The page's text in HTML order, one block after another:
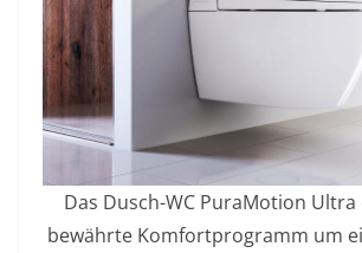
Das Dusch-WC PuraMotion
bewährte Komfortprogramm um